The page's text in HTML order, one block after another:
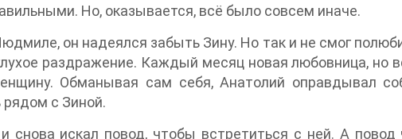
Но, оказывается, всё было совсем иначе.
он надеялся забыть Зину. Но так и не смог
раздражение. Каждый месяц новая любовница, но
Обманывая сам себя, Анатолий оправдывал
с Зиной.
снова искал повод, чтобы встретиться с ней. А повод